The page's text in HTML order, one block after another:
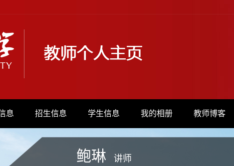
息 招生信息 学生信息 我的相册 教师博客
鲍琳 讲师